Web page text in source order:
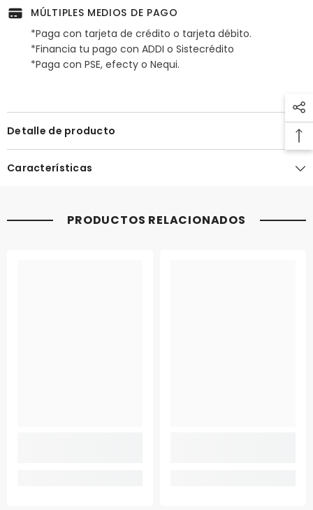
MÚLTIPLES MEDIOS DE PAGO
*Paga con tarjeta de crédito o tarjeta débito.
*Financia tu pago con ADDI o Sistecrédito
*Paga con PSE, efecty o Nequi.
Detalle de producto
Características
PRODUCTOS RELACIONADOS